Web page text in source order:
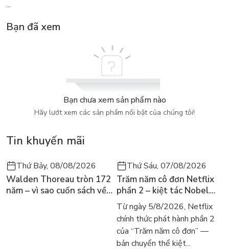
...
Bạn đã xem
Bạn chưa xem sản phẩm nào
Hãy lướt xem các sản phẩm nổi bật của chúng tôi!
Tin khuyến mãi
Thứ Bảy, 08/08/2026
Walden Thoreau tròn 172
năm – vì sao cuốn sách về
Thứ Sáu, 07/08/2026
Trăm năm cô đơn Netflix
phần 2 – kiệt tác Nobel
trở lại màn ảnh, dòng
người tìm đọc lại García
Márquez
Từ ngày 5/8/2026, Netflix
chính thức phát hành phần 2
của “Trăm năm cô đơn” —
bản chuyển thể kiệt...